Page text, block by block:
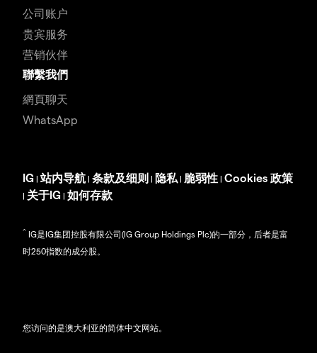
公司账户
贵宾服务
营销伙伴
聯繫我們
網頁聊天
WhatsApp
IG |站内导航 | 条款及细则 | 隐私 | 脆弱性 | Cookies 政策
| 关于IG | 如何存款
^ IG是IG集团控股有限公司(IG Group Holdings Plc)的一部分，后者是富
时250指数的成分股。
您访问的是澳大利亚的简体中文网站。